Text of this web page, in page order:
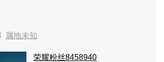
属地未知
荣耀粉丝8458940